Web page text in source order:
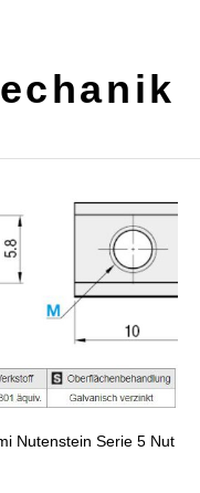
Nutenstein Serie 5 Nut